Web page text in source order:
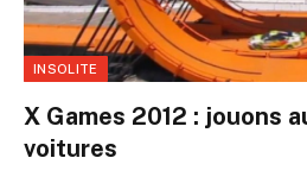
INSOLITE
X Games 2012 : jouons
voitures